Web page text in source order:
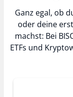
Ganz egal, ob
oder deine
machst: Bei
ETFs und